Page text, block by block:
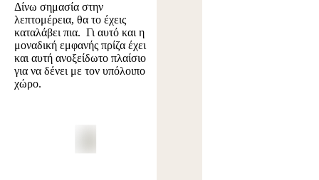
Δίνω σημασία στην
λεπτομέρεια, θα το έχεις
καταλάβει πια. Γι αυτό και η
μοναδική εμφανής πρίζα έχει
και αυτή ανοξείδωτο πλαίσιο
για να δένει με τον υπόλοιπο
χώρο.